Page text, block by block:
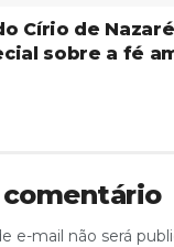
Círio de
sobre a fé
e-mail não será